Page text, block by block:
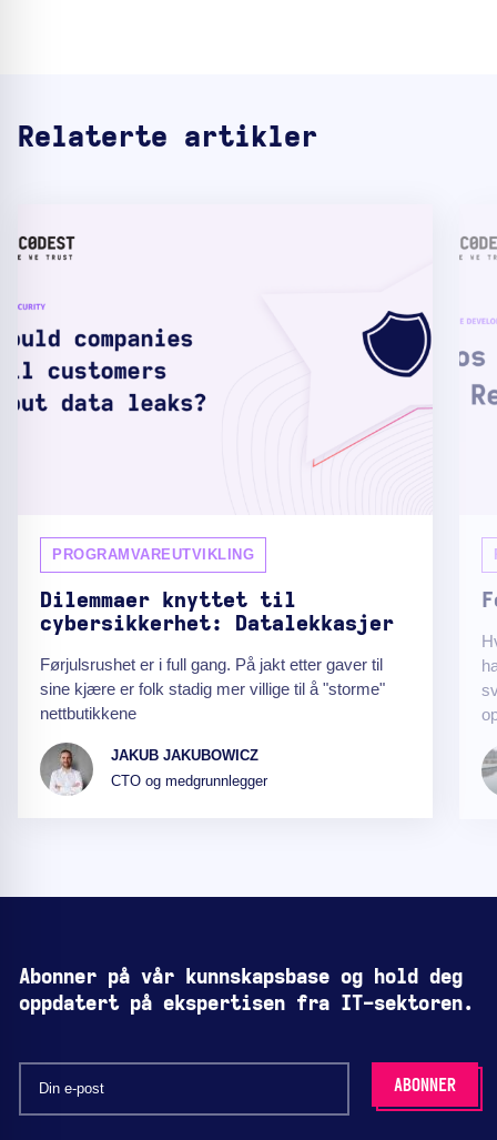
Relaterte artikler
PROGRAMVAREUTVIKLING
Dilemmaer knyttet til
cybersikkerhet: Datalekkasjer
Førjulsrushet er i full gang. På jakt etter gaver til
sine kjære er folk stadig mer villige til å "storme"
nettbutikkene
JAKUB JAKUBOWICZ
CTO og medgrunnlegger
Abonner på vår kunnskapsbase og hold deg
oppdatert på ekspertisen fra IT-sektoren.